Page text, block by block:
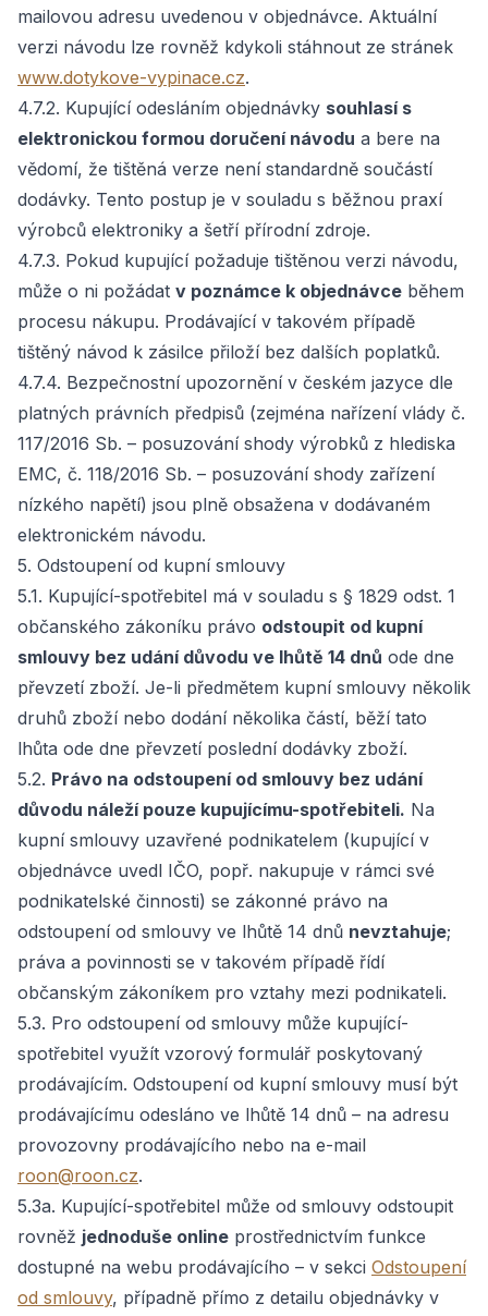
mailovou adresu uvedenou v objednávce. Aktuální
verzi návodu lze rovněž kdykoli stáhnout ze stránek
www.dotykove-vypinace.cz.
4.7.2. Kupující odesláním objednávky souhlasí s
elektronickou formou doručení návodu a bere na
vědomí, že tištěná verze není standardně součástí
dodávky. Tento postup je v souladu s běžnou praxí
výrobců elektroniky a šetří přírodní zdroje.
4.7.3. Pokud kupující požaduje tištěnou verzi návodu,
může o ni požádat v poznámce k objednávce během
procesu nákupu. Prodávající v takovém případě
tištěný návod k zásilce přiloží bez dalších poplatků.
4.7.4. Bezpečnostní upozornění v českém jazyce dle
platných právních předpisů (zejména nařízení vlády č.
117/2016 Sb. – posuzování shody výrobků z hlediska
EMC, č. 118/2016 Sb. – posuzování shody zařízení
nízkého napětí) jsou plně obsažena v dodávaném
elektronickém návodu.
5. Odstoupení od kupní smlouvy
5.1. Kupující-spotřebitel má v souladu s § 1829 odst. 1
občanského zákoníku právo odstoupit od kupní
smlouvy bez udání důvodu ve lhůtě 14 dnů ode dne
převzetí zboží. Je-li předmětem kupní smlouvy několik
druhů zboží nebo dodání několika částí, běží tato
lhůta ode dne převzetí poslední dodávky zboží.
5.2. Právo na odstoupení od smlouvy bez udání
důvodu náleží pouze kupujícímu-spotřebiteli. Na
kupní smlouvy uzavřené podnikatelem (kupující v
objednávce uvedl IČO, popř. nakupuje v rámci své
podnikatelské činnosti) se zákonné právo na
odstoupení od smlouvy ve lhůtě 14 dnů nevztahuje;
práva a povinnosti se v takovém případě řídí
občanským zákoníkem pro vztahy mezi podnikateli.
5.3. Pro odstoupení od smlouvy může kupující-
spotřebitel využít vzorový formulář poskytovaný
prodávajícím. Odstoupení od kupní smlouvy musí být
prodávajícímu odesláno ve lhůtě 14 dnů – na adresu
provozovny prodávajícího nebo na e-mail
roon@roon.cz.
5.3a. Kupující-spotřebitel může od smlouvy odstoupit
rovněž jednoduše online prostřednictvím funkce
dostupné na webu prodávajícího – v sekci Odstoupení
od smlouvy, případně přímo z detailu objednávky v